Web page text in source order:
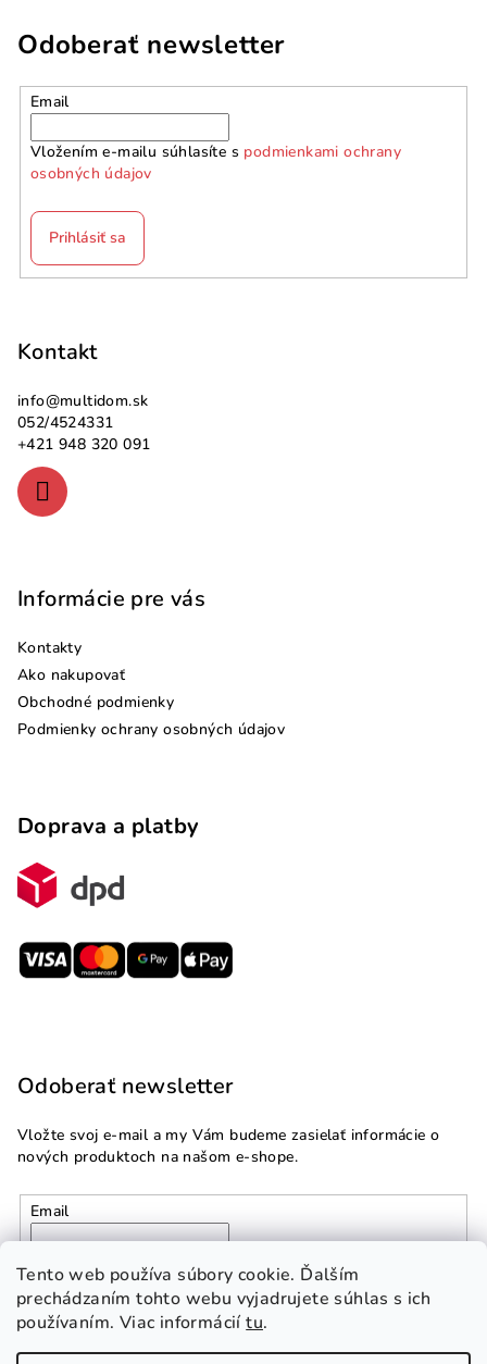
Tento web používa súbory cookie. Ďalším
prechádzaním tohto webu vyjadrujete súhlas s ich
používaním. Viac informáciítu.
Odoberať newsletter
Email
Vložením e-mailu súhlasíte s podmienkami ochrany
osobných údajov
Prihlásiť sa
Kontakt
info@multidom.sk
052/4524331
+421 948 320 091
Informácie pre vás
Kontakty
Ako nakupovať
Obchodné podmienky
Podmienky ochrany osobných údajov
Doprava a platby
Odoberať newsletter
Vložte svoj e-mail a my Vám budeme zasielať informácie o
nových produktoch na našom e-shope.
Email
Vložením e-mailu súhlasíte s
podmienkami ochrany
osobných údajov
Prihlásiť sa